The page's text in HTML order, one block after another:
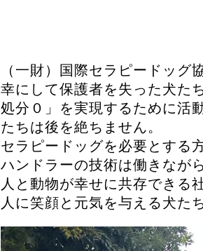
（一財）国際セラピードッ
幸にして保護者を失った犬た
処分０」を実現するために活
たちは後を絶ちません。
セラピードッグを必要とする
ハンドラーの技術は働きなが
人と動物が幸せに共存できる
人に笑顔と元気を与える犬た